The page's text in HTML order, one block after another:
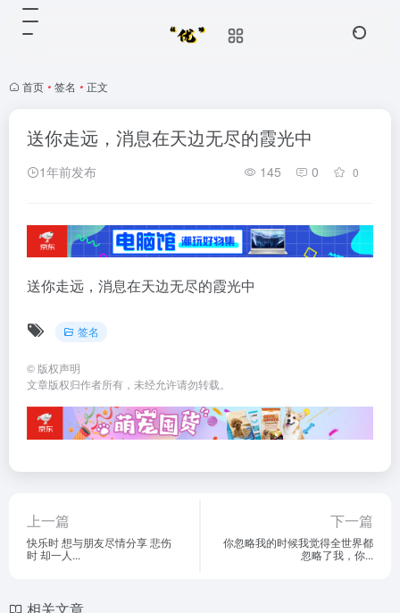
首页 • 签名 • 正文
送你走远，消息在天边无尽的霞光中
1年前发布 145 0 0
送你走远，消息在天边无尽的霞光中
签名
© 版权声明
文章版权归作者所有，未经允许请勿转载。
上一篇
快乐时 想与朋友尽情分享 悲伤
时 却一人...
下一篇
你忽略我的时候我觉得全世界都
忽略了我，你...
相关文章